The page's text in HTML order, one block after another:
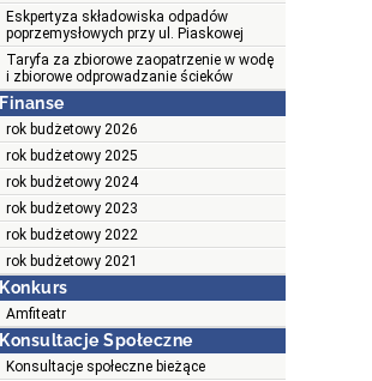
Eskpertyza składowiska odpadów
poprzemysłowych przy ul. Piaskowej
Taryfa za zbiorowe zaopatrzenie w wodę
i zbiorowe odprowadzanie ścieków
Finanse
rok budżetowy 2026
rok budżetowy 2025
rok budżetowy 2024
rok budżetowy 2023
rok budżetowy 2022
rok budżetowy 2021
Konkurs
Amfiteatr
Konsultacje Społeczne
Konsultacje społeczne bieżące